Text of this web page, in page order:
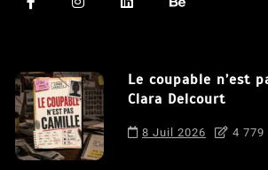
Le coupable n’est
Clara Delcourt
8 Juil 2026 4 779